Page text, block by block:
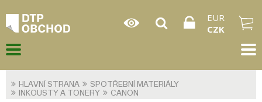
EUR
CZK
HLAVNÍ STRANA
SPOTŘEBNÍ MATERIÁLY
INKOUSTY A TONERY
CANON